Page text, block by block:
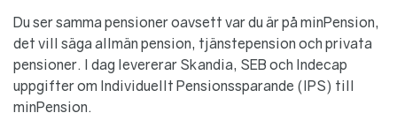
Du ser samma pensioner oavsett var du är på minPension,
det vill säga allmän pension, tjänstepension och privata
pensioner. I dag levererar Skandia, SEB och Indecap
uppgifter om Individuellt Pensionssparande (IPS) till
minPension.